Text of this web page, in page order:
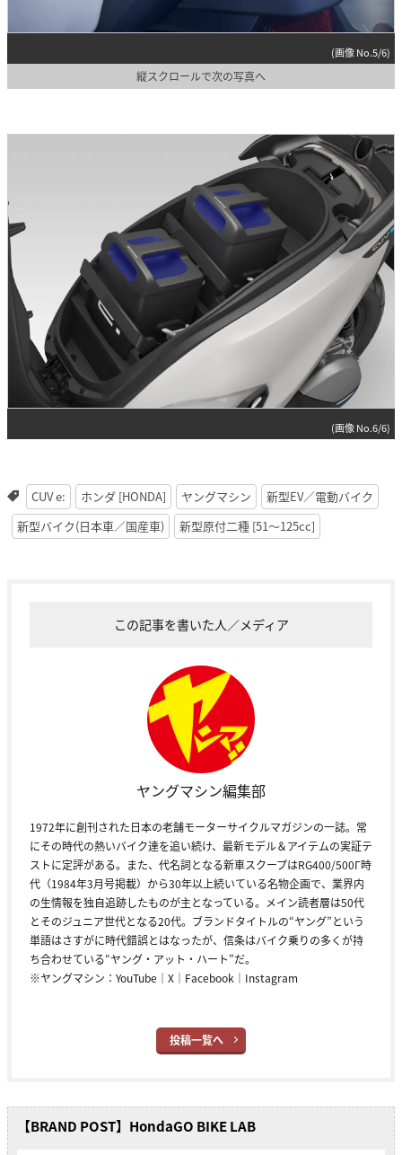
(画像 No.5/6)
縦スクロールで次の写真へ
(画像 No.6/6)
CUV e: ホンダ [HONDA] ヤングマシン
新型EV／電動バイク
新型バイク(日本車／国産車)
新型原付二種 [51〜125cc]
この記事を書いた人／メディア
ヤングマシン編集部
1972年に創刊された日本の老舗モーターサイクルマガジンの一誌。常
にその時代の熱いバイク達を追い続け、最新モデル＆アイテムの実証テ
ストに定評がある。また、代名詞となる新車スクープはRG400/500Γ時
代（1984年3月号掲載）から30年以上続いている名物企画で、業界内
の生情報を独自追跡したものが主となっている。メイン読者層は50代
とそのジュニア世代となる20代。ブランドタイトルの“ヤング”という
単語はさすがに時代錯誤とはなったが、信条はバイク乗りの多くが持
ち合わせている“ヤング・アット・ハート”だ。
※ヤングマシン： YouTube ｜ X ｜ Facebook ｜ Instagram
投稿一覧へ
【BRAND POST】HondaGO BIKE LAB